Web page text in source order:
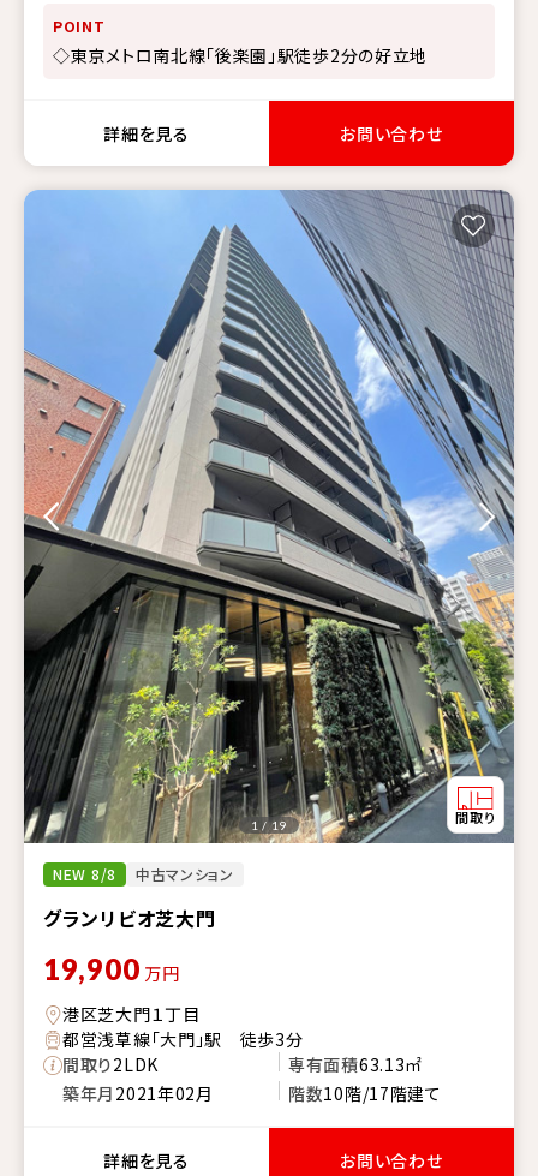
POINT
◇東京メトロ南北線「後楽園」駅徒歩2分の好立地
詳細を見る お問い合わせ
NEW 8/8 中古マンション
グランリビオ芝大門
1 / 19
19,900 万円
港区芝大門１丁目
都営浅草線「大門」駅 徒歩3分
間取り2LDK 専有面積63.13㎡
築年月 2021年02月 階数10階/17階建て
詳細を見る お問い合わせ